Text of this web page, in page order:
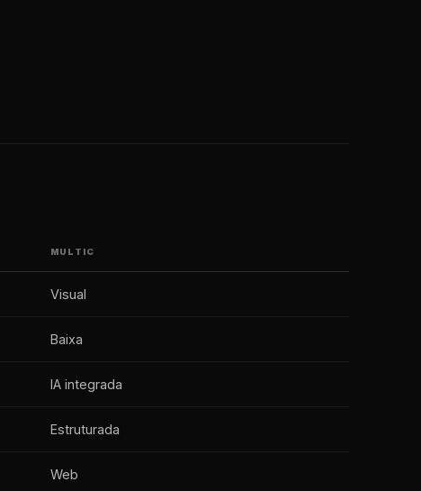
MULTIC
Visual
Baixa
IA integrada
Estruturada
Web